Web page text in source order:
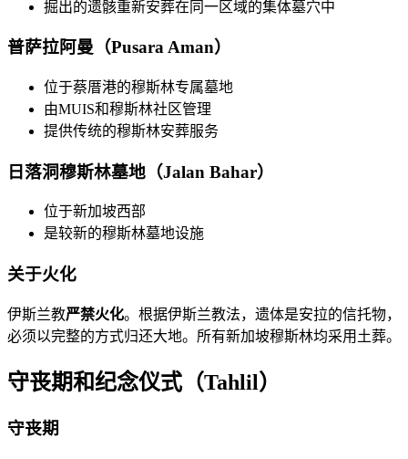
掘出的遗骸重新安葬在同一区域的集体墓穴中
普萨拉阿曼（Pusara Aman）
位于蔡厝港的穆斯林专属墓地
由MUIS和穆斯林社区管理
提供传统的穆斯林安葬服务
日落洞穆斯林墓地（Jalan Bahar）
位于新加坡西部
是较新的穆斯林墓地设施
关于火化
伊斯兰教严禁火化。根据伊斯兰教法，遗体是安拉的信托物，
必须以完整的方式归还大地。所有新加坡穆斯林均采用土葬。
守丧期和纪念仪式（Tahlil）
守丧期